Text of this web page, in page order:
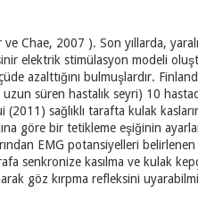
Chae, 2007 ). Son yıllarda,
elektrik stimülasyon modeli
azalttığını bulmuşlardır.
süren hastalık seyri) 10
sağlıklı tarafta kulak
göre bir tetikleme eşiğinin
EMG potansiyelleri belirlenen
senkronize kasılma ve kulak
göz kırpma refleksini